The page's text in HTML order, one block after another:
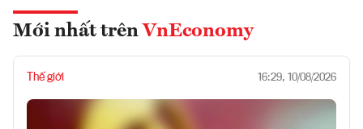
Mới nhất trên VnEconomy
Thế giới 16:29, 10/08/2026